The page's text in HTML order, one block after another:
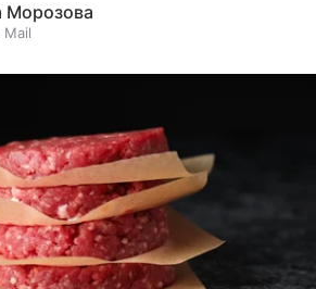
Морозова
Mail